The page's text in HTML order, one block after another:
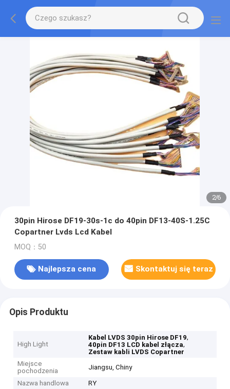
2/6
30pin Hirose DF19-30s-1c do 40pin DF13-40S-1.25C
Copartner Lvds Lcd Kabel
MOQ：50
Najlepsza cena Skontaktuj się teraz
Opis Produktu
High Light
Kabel LVDS 30pin Hirose DF19,
40pin DF13 LCD kabel złącza,
Zestaw kabli LVDS Copartner
Miejsce
pochodzenia
Jiangsu, Chiny
Nazwa handlowa
RY